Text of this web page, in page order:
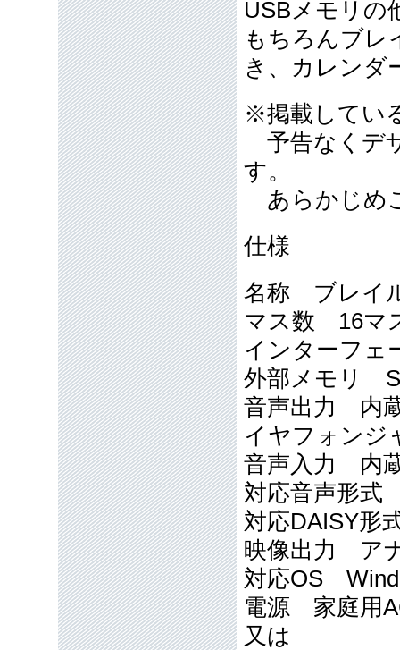
USBメモリの
もちろんブレ
き、カレンダ
※掲載してい
予告なくデ
す。
あらかじめ
仕様
名称 ブレイ
マス数 16マ
インターフェ
外部メモリ
音声出力 内
イヤフォンジ
音声入力 内
対応音声形式
対応DAISY形
映像出力 ア
対応OS
電源 家庭用
又は